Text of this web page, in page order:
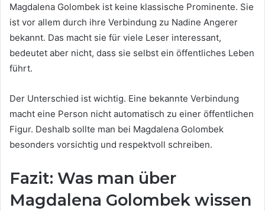
Magdalena Golombek ist keine klassische Prominente. Sie
ist vor allem durch ihre Verbindung zu Nadine Angerer
bekannt. Das macht sie für viele Leser interessant,
bedeutet aber nicht, dass sie selbst ein öffentliches Leben
führt.
Der Unterschied ist wichtig. Eine bekannte Verbindung
macht eine Person nicht automatisch zu einer öffentlichen
Figur. Deshalb sollte man bei Magdalena Golombek
besonders vorsichtig und respektvoll schreiben.
Fazit: Was man über
Magdalena Golombek wissen